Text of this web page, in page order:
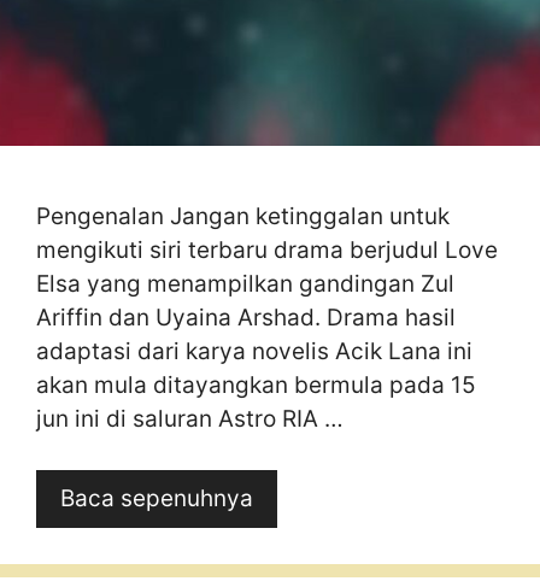
Pengenalan Jangan ketinggalan untuk
mengikuti siri terbaru drama berjudul Love
Elsa yang menampilkan gandingan Zul
Ariffin dan Uyaina Arshad. Drama hasil
adaptasi dari karya novelis Acik Lana ini
akan mula ditayangkan bermula pada 15
jun ini di saluran Astro RIA …
Baca sepenuhnya